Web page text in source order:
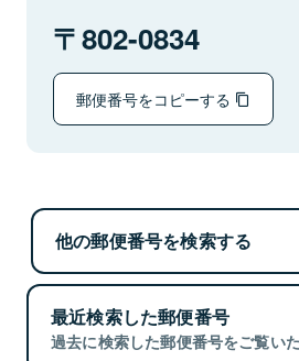
802-0834
郵便番号をコピーする
他の郵便番号を検索する
最近検索した郵便番号
過去に検索した郵便番号をご覧いた